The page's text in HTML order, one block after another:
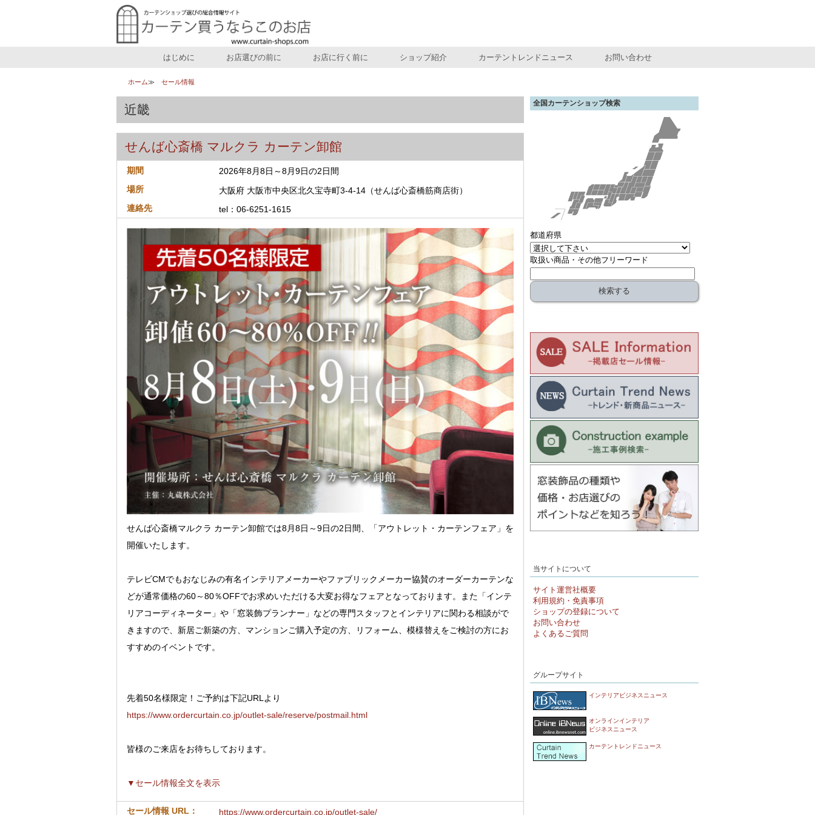
はじめに お店選びの前に お店に行く前に ショップ紹介 カーテントレンドニュース お問い合わせ
ホーム セール情報
近畿
せんば心斎橋 マルクラ カーテン卸館
期間
2026年8月8日～8月9日の2日間
場所
大阪府 大阪市中央区北久宝寺町3-4-14（せんば心斎橋筋商店街）
連絡先
tel：06-6251-1615
せんば心斎橋マルクラ カーテン卸館では8月8日～9日の2日間、「アウトレット・カーテンフェア」を
開催いたします。
テレビCMでもおなじみの有名インテリアメーカーやファブリックメーカー協賛のオーダーカーテンな
どが通常価格の60～80％OFFでお求めいただける大変お得なフェアとなっております。また「インテ
リアコーディネーター」や「窓装飾プランナー」などの専門スタッフとインテリアに関わる相談がで
きますので、新居ご新築の方、マンションご購入予定の方、リフォーム、模様替えをご検討の方にお
すすめのイベントです。
先着50名様限定！ご予約は下記URLより
https://www.ordercurtain.co.jp/outlet-sale/reserve/postmail.html
皆様のご来店をお待ちしております。
▼セール情報全文を表示
セール情報 URL： https://www.ordercurtain.co.jp/outlet-sale/
全国カーテンショップ検索
都道府県
取扱い商品・その他フリーワード
当サイトについて
サイト運営社概要
利用規約・免責事項
ショップの登録について
お問い合わせ
よくあるご質問
グループサイト
インテリアビジネスニュース
オンラインインテリア
ビジネスニュース
カーテントレンドニュース